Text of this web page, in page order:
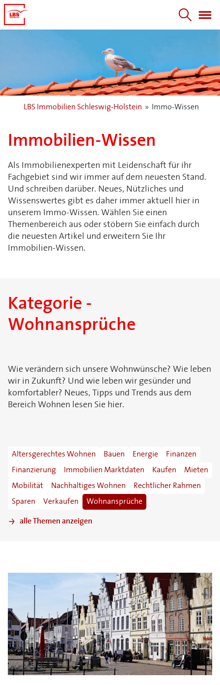
LBS Immobilien Schleswig-Holstein » Immo-Wissen
Immobilien-Wissen
Als Immobilienexperten mit Leidenschaft für ihr
Fachgebiet sind wir immer auf dem neuesten Stand.
Und schreiben darüber. Neues, Nützliches und
Wissenswertes gibt es daher immer aktuell hier in
unserem Immo-Wissen. Wählen Sie einen
Themenbereich aus oder stöbern Sie einfach durch
die neuesten Artikel und erweitern Sie Ihr
Immobilien-Wissen.
Kategorie -
Wohnansprüche
Wie verändern sich unsere Wohnwünsche? Wie leben
wir in Zukunft? Und wie leben wir gesünder und
komfortabler? Neues, Tipps und Trends aus dem
Bereich Wohnen lesen Sie hier.
Altersgerechtes Wohnen Bauen Energie
Finanzen
Finanzierung
Immobilien Marktdaten Kaufen
Mieten
Mobilität
Nachhaltiges Wohnen
Rechtlicher Rahmen
Sparen
Verkaufen Wohnansprüche
alle Themen anzeigen